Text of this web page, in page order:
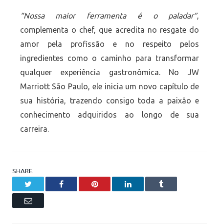
“Nossa maior ferramenta é o paladar”,
complementa o chef, que acredita no resgate do
amor pela profissão e no respeito pelos
ingredientes como o caminho para transformar
qualquer experiência gastronômica. No JW
Marriott São Paulo, ele inicia um novo capítulo de
sua história, trazendo consigo toda a paixão e
conhecimento adquiridos ao longo de sua
carreira.
SHARE.
Facebook Pinterest LinkedIn Tumblr
Email